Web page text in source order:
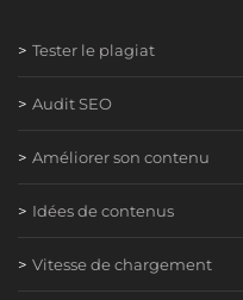
Tester le plagiat
Audit SEO
Améliorer son contenu
Idées de contenus
Vitesse de chargement